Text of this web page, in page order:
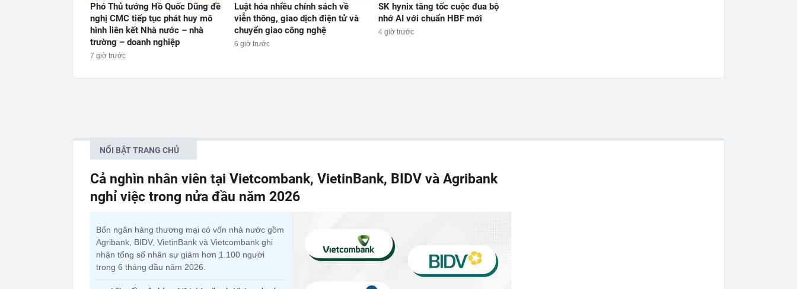
Phó Thủ tướng Hồ Quốc Dũng đề
nghị CMC tiếp tục phát huy mô
hình liên kết Nhà nước – nhà
trường – doanh nghiệp
7 giờ trước
Luật hóa nhiều chính sách về
viễn thông, giao dịch điện tử và
chuyển giao công nghệ
6 giờ trước
SK hynix tăng tốc cuộc đua bộ
nhớ AI với chuẩn HBF mới
4 giờ trước
NỔI BẬT TRANG CHỦ
Cả nghìn nhân viên tại Vietcombank, VietinBank, BIDV và Agribank
nghỉ việc trong nửa đầu năm 2026
Bốn ngân hàng thương mại có vốn nhà nước gồm
Agribank, BIDV, VietinBank và Vietcombank ghi
nhận tổng số nhân sự giảm hơn 1.100 người
trong 6 tháng đầu năm 2026.